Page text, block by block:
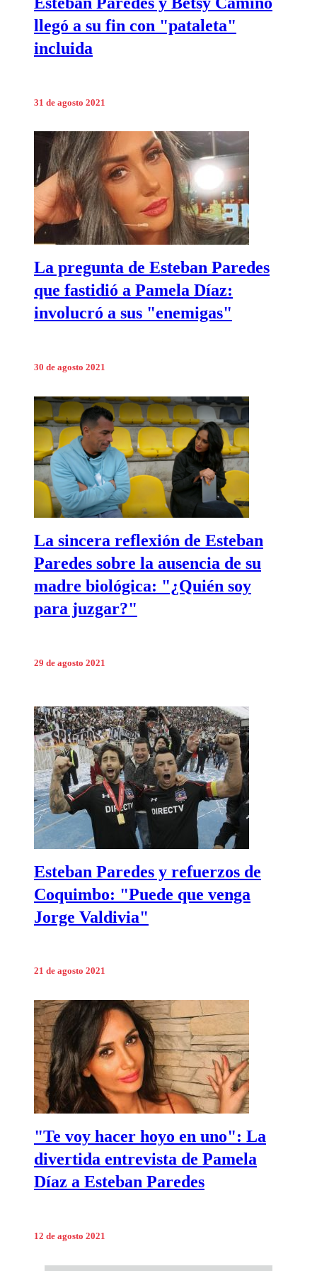
llegó a su fin con "pataleta"
incluida
31 de agosto 2021
La pregunta de Esteban Paredes
que fastidió a Pamela Díaz:
involucró a sus "enemigas"
30 de agosto 2021
La sincera reflexión de Esteban
Paredes sobre la ausencia de su
madre biológica: "¿Quién soy
para juzgar?"
29 de agosto 2021
Esteban Paredes y refuerzos de
Coquimbo: "Puede que venga
Jorge Valdivia"
21 de agosto 2021
"Te voy hacer hoyo en uno": La
divertida entrevista de Pamela
Díaz a Esteban Paredes
12 de agosto 2021